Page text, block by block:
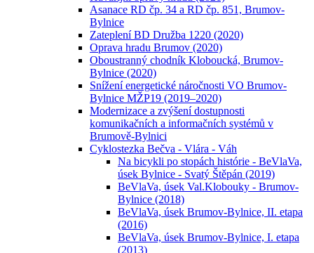
Asanace RD čp. 34 a RD čp. 851, Brumov-
Bylnice
Zateplení BD Družba 1220 (2020)
Oprava hradu Brumov (2020)
Oboustranný chodník Kloboucká, Brumov-
Bylnice (2020)
Snížení energetické náročnosti VO Brumov-
Bylnice MŽP19 (2019–2020)
Modernizace a zvýšení dostupnosti
komunikačních a informačních systémů v
Brumově-Bylnici
Cyklostezka Bečva - Vlára - Váh
Na bicykli po stopách histórie - BeVlaVa,
úsek Bylnice - Svatý Štěpán (2019)
BeVlaVa, úsek Val.Klobouky - Brumov-
Bylnice (2018)
BeVlaVa, úsek Brumov-Bylnice, II. etapa
(2016)
BeVlaVa, úsek Brumov-Bylnice, I. etapa
(2013)